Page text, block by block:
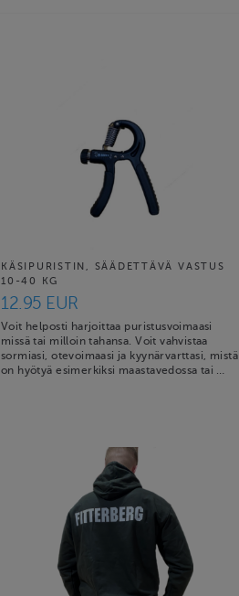
KÄSIPURISTIN, SÄÄDETTÄVÄ VASTUS
10-40 KG
12.95 EUR
Voit helposti harjoittaa puristusvoimaasi
missä tai milloin tahansa. Voit vahvistaa
sormiasi, otevoimaasi ja kyynärvarttasi, mistä
on hyötyä esimerkiksi maastavedossa tai …